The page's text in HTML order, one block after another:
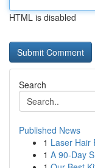
HTML is disabled
Search
Published News
1 Laser Hair
1 A 90-Day